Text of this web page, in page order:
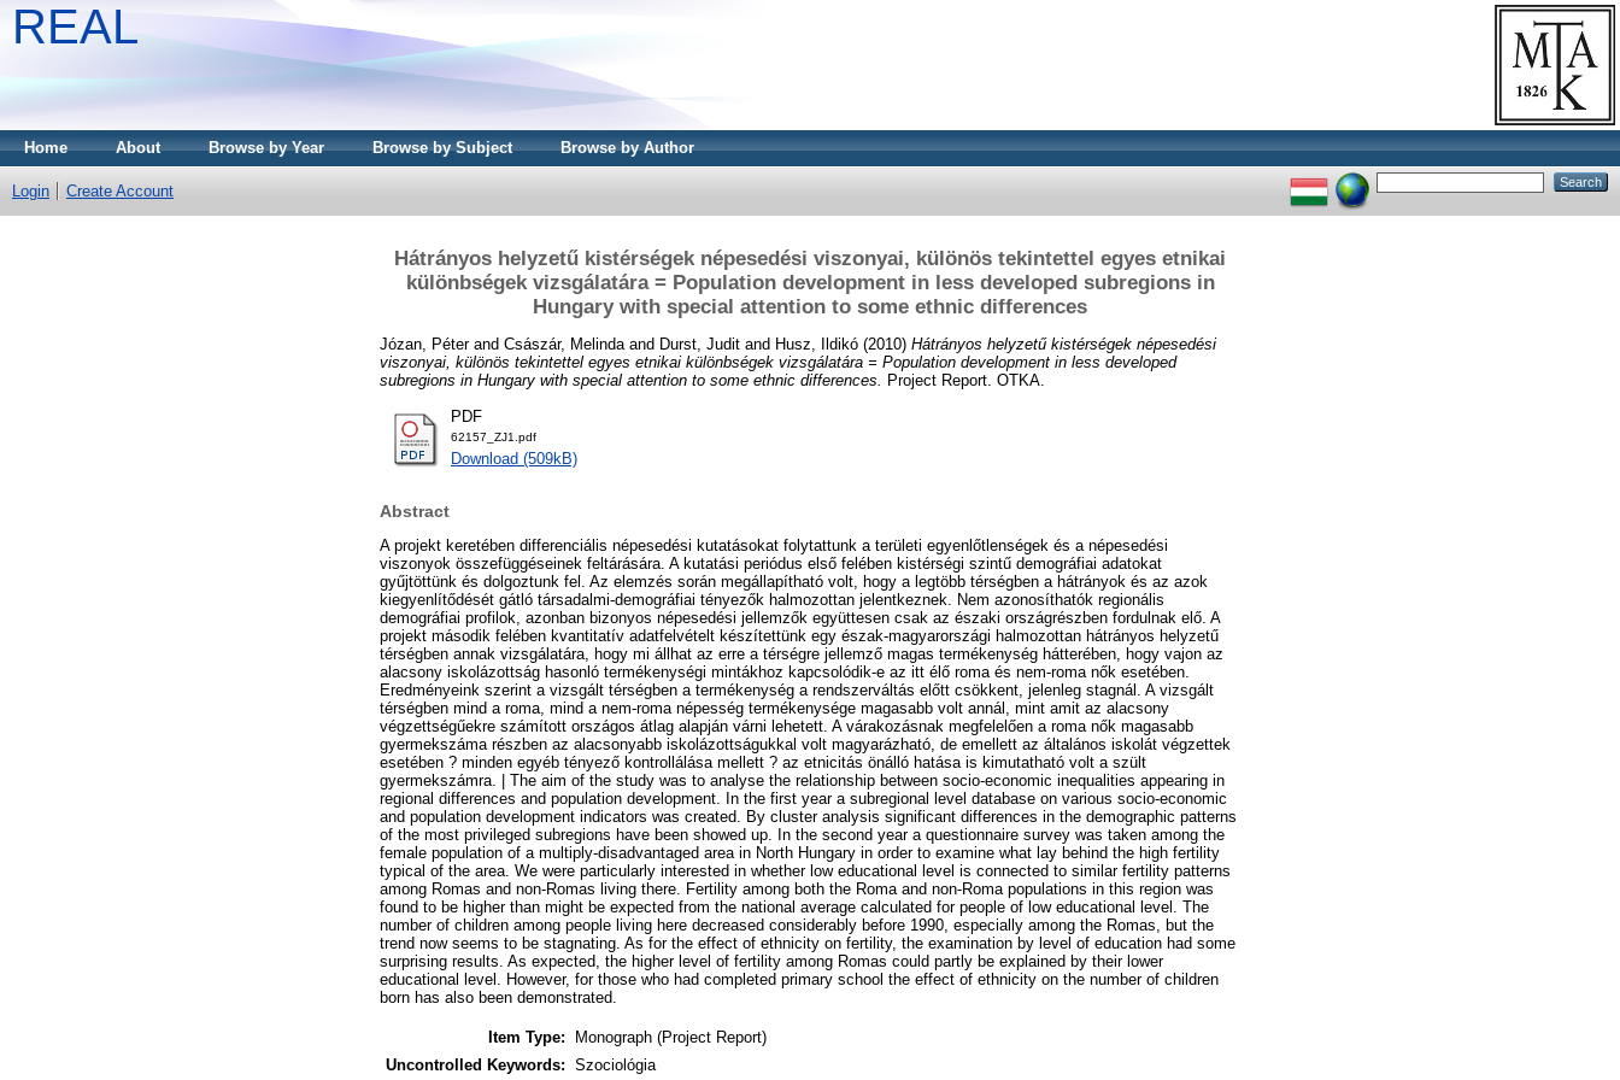
REAL
Home About Browse by Year Browse by Subject Browse by Author
Login Create Account
Hátrányos helyzetű kistérségek népesedési viszonyai, különös tekintettel egyes etnikai
különbségek vizsgálatára = Population development in less developed subregions in
Hungary with special attention to some ethnic differences
Józan, Péterand Császár, Melinda and Durst, Judit and Husz, Ildikó (2010) Hátrányos helyzetű kistérségek népesedési
viszonyai, különös tekintettel egyes etnikai különbségek vizsgálatára = Population development in less developed
subregions in Hungary with special attention to some ethnic differences.
Project Report. OTKA.
PDF
62157_ZJ1.pdf
Download (509kB)
Abstract
A projekt keretében differenciális népesedési kutatásokat folytattunk a területi egyenlőtlenségek és a népesedési
viszonyok összefüggéseinek feltárására. A kutatási periódus első felében kistérségi szintű demográfiai adatokat
gyűjtöttünk és dolgoztunk fel. Az elemzés során megállapítható volt, hogy a legtöbb térségben a hátrányok és az azok
kiegyenlítődését gátló társadalmi-demográfiai tényezők halmozottan jelentkeznek. Nem azonosíthatók regionális
demográfiai profilok, azonban bizonyos népesedési jellemzők együttesen csak az északi országrészben fordulnak elő. A
projekt második felében kvantitatív adatfelvételt készítettünk egy észak-magyarországi halmozottan hátrányos helyzetű
térségben annak vizsgálatára, hogy mi állhat az erre a térségre jellemző magas termékenység hátterében, hogy vajon az
alacsony iskolázottság hasonló termékenységi mintákhoz kapcsolódik-e az itt élő roma és nem-roma nők esetében.
Eredményeink szerint a vizsgált térségben a termékenység a rendszerváltás előtt csökkent, jelenleg stagnál. A vizsgált
térségben mind a roma, mind a nem-roma népesség termékenysége magasabb volt annál, mint amit az alacsony
végzettségűekre számított országos átlag alapján várni lehetett. A várakozásnak megfelelően a roma nők magasabb
gyermekszáma részben az alacsonyabb iskolázottságukkal volt magyarázható, de emellett az általános iskolát végzettek
esetében ? minden egyéb tényező kontrollálása mellett ? az etnicitás önálló hatása is kimutatható volt a szült
gyermekszámra. | The aim of the study was to analyse the relationship between socio-economic inequalities appearing in
regional differences and population development. In the first year a subregional level database on various socio-economic
and population development indicators was created. By cluster analysis significant differences in the demographic patterns
of the most privileged subregions have been showed up. In the second year a questionnaire survey was taken among the
female population of a multiply-disadvantaged area in North Hungary in order to examine what lay behind the high fertility
typical of the area. We were particularly interested in whether low educational level is connected to similar fertility patterns
among Romas and non-Romas living there. Fertility among both the Roma and non-Roma populations in this region was
found to be higher than might be expected from the national average calculated for people of low educational level. The
number of children among people living here decreased considerably before 1990, especially among the Romas, but the
trend now seems to be stagnating. As for the effect of ethnicity on fertility, the examination by level of education had some
surprising results. As expected, the higher level of fertility among Romas could partly be explained by their lower
educational level. However, for those who had completed primary school the effect of ethnicity on the number of children
born has also been demonstrated.
Item Type:
Monograph (Project Report)
Uncontrolled Keywords: Szociológia